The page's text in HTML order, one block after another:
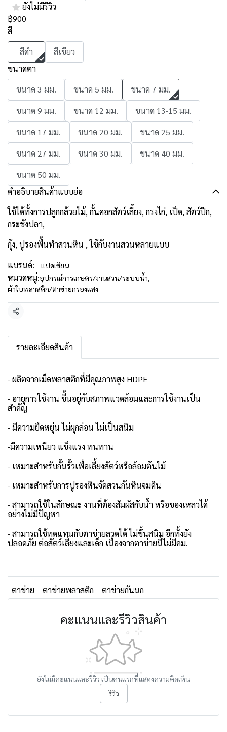
ยังไม่มีรีวิว
฿900
สี
สีดำ
สีเขียว
ขนาดตา
ขนาด 3 มม.
ขนาด 5 มม.
ขนาด 7 มม.
ขนาด 9 มม.
ขนาด 12 มม.
ขนาด 13-15 มม.
ขนาด 17 มม.
ขนาด 20 มม.
ขนาด 25 มม.
ขนาด 27 มม.
ขนาด 30 มม.
ขนาด 40 มม.
ขนาด 50 มม.
คำอธิบายสินค้าแบบย่อ
ใช้ได้ทั้งการปลูกกล้วยไม้, กั้นคอกสัตว์เลี้ยง, กรงไก่, เป็ด, สัตว์ปีก,
กระชังปลา,
กุ้ง, ปูรองพื้นทำสวนหิน , ใช้กับงานสวนหลายแบบ
แบรนด์:
แปดเซียน
หมวดหมู่:อุปกรณ์การเกษตร/งานสวน/ระบบน้ำ,
ผ้าใบพลาสติก/ตาข่ายกรองแสง
แชร์
รายละเอียดสินค้า
- ผลิตจากเม็ดพลาสติกที่มีคุณภาพสูง HDPE
- อายุการใช้งาน ขึ้นอยู่กับสภาพแวดล้อมและการใช้งานเป็น
สำคัญ
- มีความยืดหยุ่น ไม่ผุกล่อน ไม่เป็นสนิม
-มีความเหนียว แข็งแรง ทนทาน
- เหมาะสำหรับกั้นรั้วเพื่อเลี้ยงสัตว์หรือล้อมต้นไม้
- เหมาะสำหรับการปูรองหินจัดสวนกันหินจมดิน
- สามารถใช้ในลักษณะ งานที่ต้องสัมผัสกับน้ำ หรือของเหลวได้
อย่างไม่มีปัญหา
- สามารถใช้ทดแทนกับตาข่ายลวดได้ ไม่ขึ้นสนิม อีกทั้งยัง
ปลอดภัย ต่อสัตว์เลี้ยงและเด็ก เนื่องจากตาข่ายนี้ไม่มีคม.
ตาข่าย ตาข่ายพลาสติก ตาข่ายกันนก
คะแนนและรีวิวสินค้า
ยังไม่มีคะแนนและรีวิว เป็นคนแรกที่แสดงความคิดเห็น
รีวิว